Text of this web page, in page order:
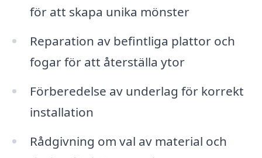
för att skapa unika mönster
Reparation av befintliga plattor och
fogar för att återställa ytor
Förberedelse av underlag för korrekt
installation
Rådgivning om val av material och